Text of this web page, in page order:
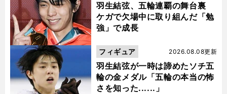
羽生結弦、五輪連覇の舞台裏
ケガで欠場中に取り組んだ「勉
強」で成長
羽生結弦が一時は諦めたソチ五
輪の金メダル「五輪の本当の怖
さを知った......」
2026.08.08更新
フィギュア